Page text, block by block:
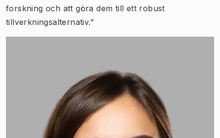
forskning och att göra dem till ett robust
tillverkningsalternativ.”